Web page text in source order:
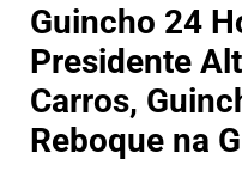
Guincho 24
Presidente
Carros,
Reboque na